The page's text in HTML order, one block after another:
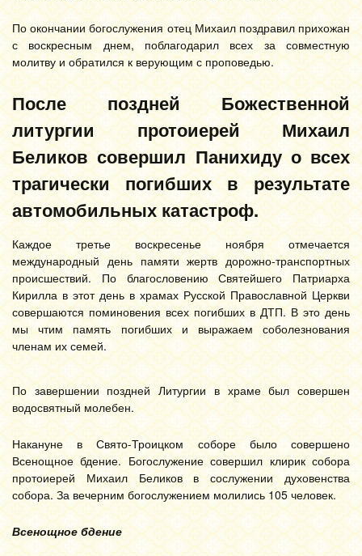
По окончании богослужения отец Михаил поздравил прихожан
с воскресным днем, поблагодарил всех за совместную
молитву и обратился к верующим с проповедью.
После поздней Божественной
литургии протоиерей Михаил
Беликов совершил Панихиду о всех
трагически погибших в результате
автомобильных катастроф.
Каждое третье воскресенье ноября отмечается
международный день памяти жертв дорожно-транспортных
происшествий. По благословению Святейшего Патриарха
Кирилла в этот день в храмах Русской Православной Церкви
совершаются поминовения всех погибших в ДТП. В это день
мы чтим память погибших и выражаем соболезнования
членам их семей.
По завершении поздней Литургии в храме был совершен
водосвятный молебен.
Накануне в Свято-Троицком соборе было совершено
Всенощное бдение. Богослужение совершил клирик собора
протоиерей Михаил Беликов в сослужении духовенства
собора. За вечерним богослужением молились 105 человек.
Всенощное бдение